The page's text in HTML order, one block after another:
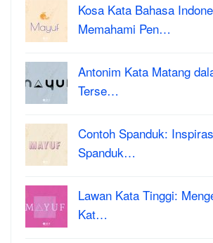
Kosa Kata Bahasa
Memahami Pen…
Antonim Kata Matang
Terse…
Contoh Spanduk:
Spanduk…
Lawan Kata Tinggi:
Kat…